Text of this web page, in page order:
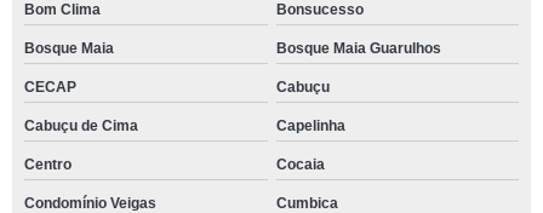
Bom Clima Bonsucesso
Bosque Maia Bosque Maia Guarulhos
CECAP Cabuçu
Cabuçu de Cima Capelinha
Centro Cocaia
Condomínio Veigas Cumbica